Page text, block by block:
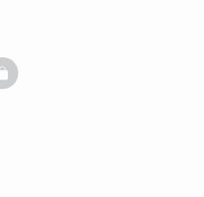
BASKETFULL